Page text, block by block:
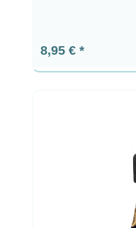
Prix régulier :
8,95 €